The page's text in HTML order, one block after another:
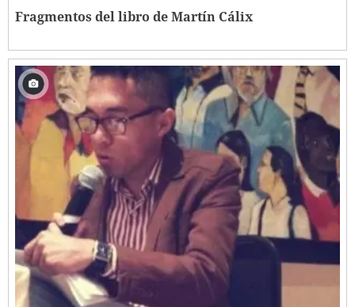
Fragmentos del libro de Martín Cálix